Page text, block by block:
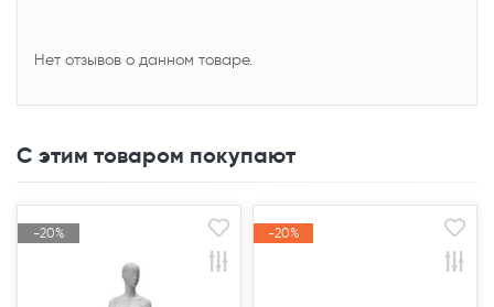
Нет отзывов о данном товаре.
С этим товаром покупают
-20%
-20% -20%
-20%